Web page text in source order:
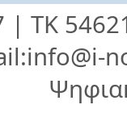
7 | ΤΚ